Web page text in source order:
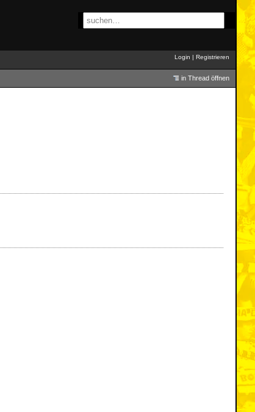
Login | Registrieren
in Thread öffnen